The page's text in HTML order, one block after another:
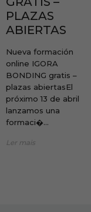
PLAZAS
ABIERTAS
Nueva formación
online IGORA
BONDING gratis –
plazas abiertasEl
próximo 13 de abril
lanzamos una
formaci�...
Ler mais